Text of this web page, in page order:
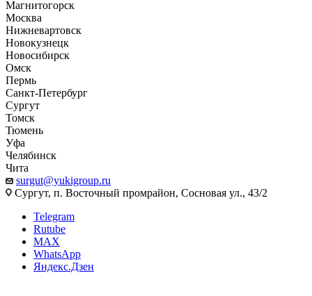
Магнитогорск
Москва
Нижневартовск
Новокузнецк
Новосибирск
Омск
Пермь
Санкт-Петербург
Сургут
Томск
Тюмень
Уфа
Челябинск
Чита
surgut@yukigroup.ru
Сургут, п. Восточный промрайон, Сосновая ул., 43/2
Telegram
Rutube
MAX
WhatsApp
Яндекс.Дзен